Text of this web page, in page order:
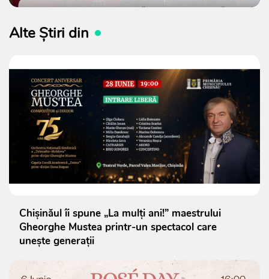
Alte Știri din
Chișinăul îi spune „La mulți ani!” maestrului
Gheorghe Mustea printr-un spectacol care
unește generații